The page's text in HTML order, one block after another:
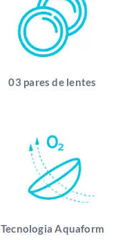
03 pares de lentes
Tecnologia Aquaform